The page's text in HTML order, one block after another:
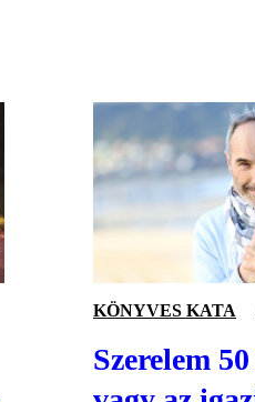
KÖNYVES KATA
Szerelem